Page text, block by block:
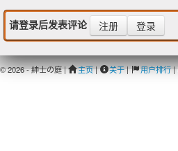
请登录后发表评论 注册 登录
© 2026 - 紳士の庭 | 主页| 关于| 用户排行|